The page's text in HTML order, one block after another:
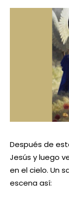
Después de
Jesús y luego
en el cielo. Un
escena así: